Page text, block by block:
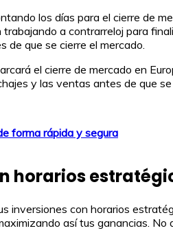
los días para el cierre de
a contrarreloj para
que se cierre el mercado.
el cierre de mercado en
y las ventas antes de que
forma rápida y segura
horarios
inversiones con horarios
así tus ganancias.